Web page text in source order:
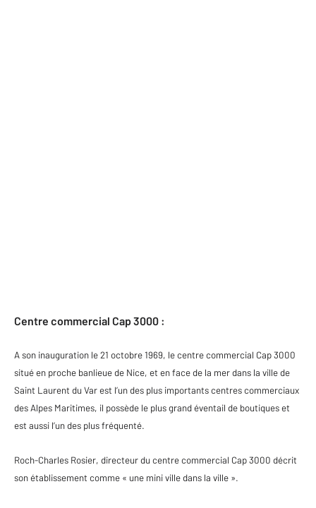
Centre commercial Cap 3000 :
A son inauguration le 21 octobre 1969, le centre commercial Cap 3000
situé en proche banlieue de Nice, et en face de la mer dans la ville de
Saint Laurent du Var est l’un des plus importants centres commerciaux
des Alpes Maritimes, il possède le plus grand éventail de boutiques et
est aussi l’un des plus fréquenté.
Roch-Charles Rosier, directeur du centre commercial Cap 3000 décrit
son établissement comme « une mini ville dans la ville ».